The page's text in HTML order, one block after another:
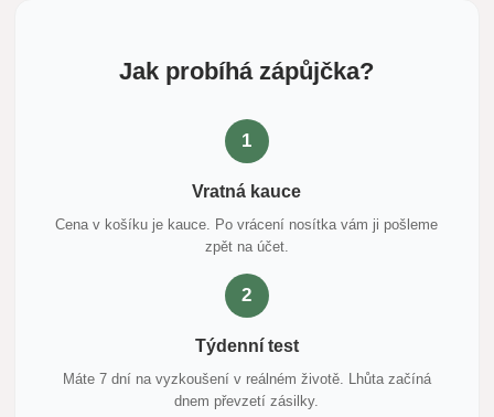
Jak probíhá zápůjčka?
1
Vratná kauce
Cena v košíku je kauce. Po vrácení nosítka vám ji pošleme
zpět na účet.
2
Týdenní test
Máte 7 dní na vyzkoušení v reálném životě. Lhůta začíná
dnem převzetí zásilky.